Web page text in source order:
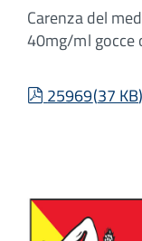
Carenza del
40mg/ml gocce
pdf
25969(37 KB)